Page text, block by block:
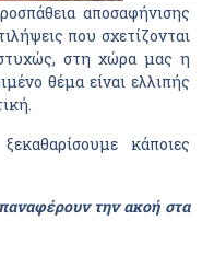
αποσαφήνισης
που σχετίζονται
στη χώρα μας η
θέμα είναι ελλιπής
κάποιες
την ακοή στα